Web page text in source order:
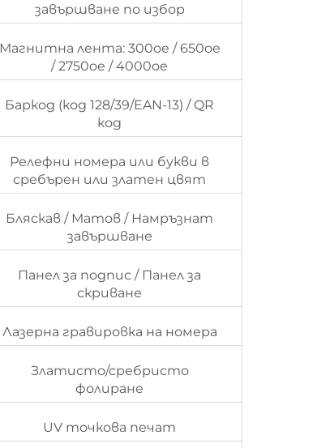
завършване по избор
Магнитна лента: 300oe / 650oe
/ 2750oe / 4000oe
Баркод (код 128/39/EAN-13) / QR
код
Релефни номера или букви в
сребърен или златен цвят
Бляскав / Матов / Намръзнат
завършване
Панел за подпис / Панел за
скриване
Лазерна гравировка на номера
Златисто/сребристо
фолиране
UV точкова печат